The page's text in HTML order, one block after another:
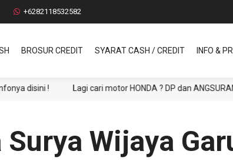
+6282118532582
BROSUR CREDIT SYARAT CASH / CREDIT INFO &
! Lagi cari motor HONDA ? DP dan ANGSURAN
Surya Wijaya